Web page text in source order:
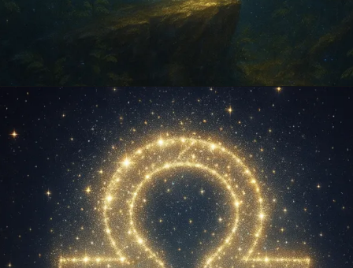
Opening https://falaregional.com.br/?s=hor%C3%B3scopo